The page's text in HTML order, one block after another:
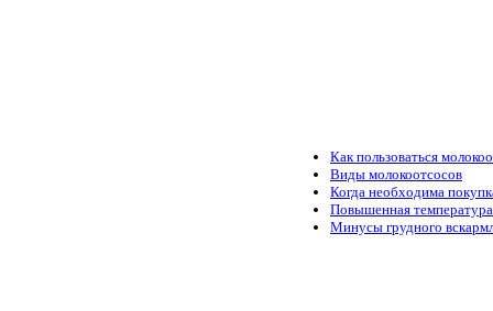
Как пользоваться
Виды молокоотсосов
Когда необходима
Повышенная
Минусы грудного